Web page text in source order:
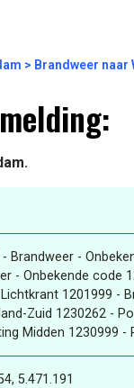
Brandweer naar
- Brandweer -
- Onbekende code
1201999 -
Zuid 1230262 -
Midden 1230999 -
5.471.191